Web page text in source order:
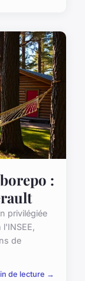
:
privilégiée
de
de lecture →